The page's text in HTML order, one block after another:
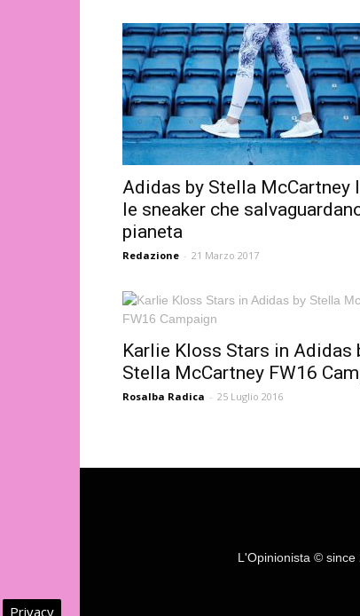
Adidas by Stella McCartney
le sneaker che
pianeta
Redazione - 21 Marzo 2017
Karlie Kloss Stars in Adidas
Stella McCartney FW16
Rosalba Radica - 25 Luglio 2016
L'Opinionista ©
Privacy